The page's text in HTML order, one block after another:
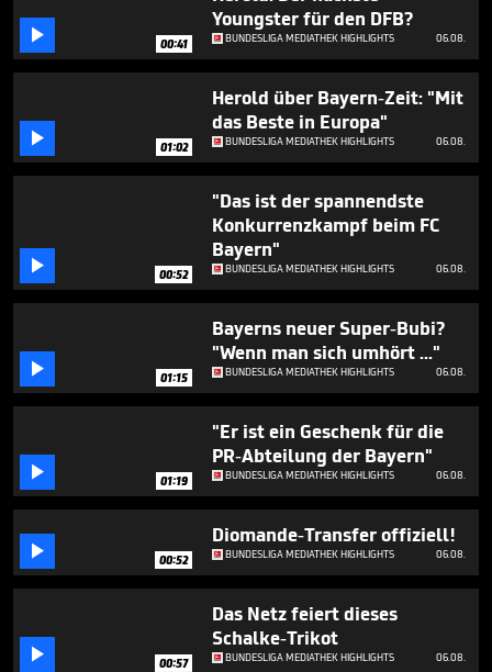
 00:41
Youngster für den DFB?
BUNDESLIGA MEDIATHEK HIGHLIGHTS 06.08.
 01:02
Herold über Bayern-Zeit: "Mit
das Beste in Europa"
BUNDESLIGA MEDIATHEK HIGHLIGHTS 06.08.
 00:52
"Das ist der spannendste
Konkurrenzkampf beim FC
Bayern"
BUNDESLIGA MEDIATHEK HIGHLIGHTS 06.08.
 01:15
Bayerns neuer Super-Bubi?
"Wenn man sich umhört ..."
BUNDESLIGA MEDIATHEK HIGHLIGHTS 06.08.
 01:19
"Er ist ein Geschenk für die
PR-Abteilung der Bayern"
BUNDESLIGA MEDIATHEK HIGHLIGHTS 06.08.
 00:52
Diomande-Transfer offiziell!
BUNDESLIGA MEDIATHEK HIGHLIGHTS 06.08.
 00:57
Das Netz feiert dieses
Schalke-Trikot
BUNDESLIGA MEDIATHEK HIGHLIGHTS 06.08.